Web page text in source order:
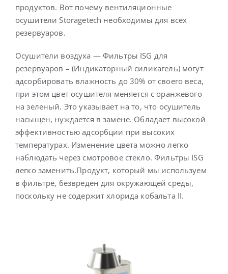
продуктов. Вот почему вентиляционные
осушители Storagetech необходимы для всех
резервуаров.
Осушители воздуха — Фильтры ISG для
резервуаров – (Индикаторный силикагель) могут
адсорбировать влажность до 30% от своего веса,
при этом цвет осушителя меняется с оранжевого
на зеленый. Это указывает на то, что осушитель
насыщен, нуждается в замене. Обладает высокой
эффективностью адсорбции при высоких
температурах. Изменение цвета можно легко
наблюдать через смотровое стекло. Фильтры ISG
легко заменить.Продукт, который мы используем
в фильтре, безвреден для окружающей среды,
поскольку не содержит хлорида кобальта II.